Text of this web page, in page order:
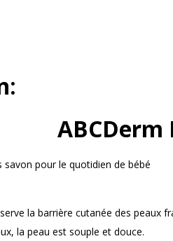
pour le quotidien de bébé
la barrière cutanée des peaux
la peau est souple et douce.